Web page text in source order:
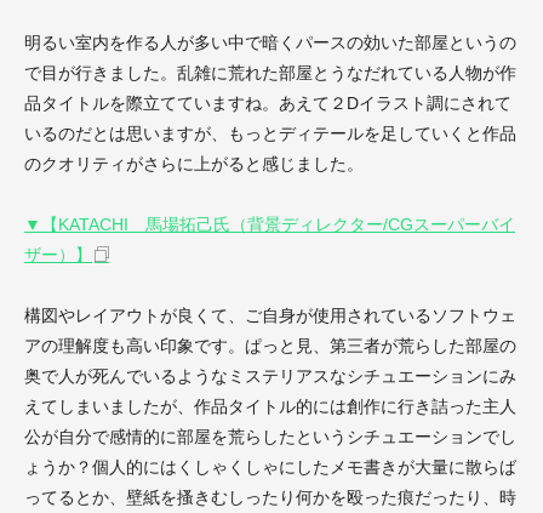
明るい室内を作る人が多い中で暗くパースの効いた部屋というの
で目が行きました。乱雑に荒れた部屋とうなだれている人物が作
品タイトルを際立てていますね。あえて２Dイラスト調にされて
いるのだとは思いますが、もっとディテールを足していくと作品
のクオリティがさらに上がると感じました。
▼【KATACHI 馬場拓己氏（背景ディレクター/CGスーパーバイ
ザー）】
構図やレイアウトが良くて、ご自身が使用されているソフトウェ
アの理解度も高い印象です。ぱっと見、第三者が荒らした部屋の
奥で人が死んでいるようなミステリアスなシチュエーションにみ
えてしまいましたが、作品タイトル的には創作に行き詰った主人
公が自分で感情的に部屋を荒らしたというシチュエーションでし
ょうか？個人的にはくしゃくしゃにしたメモ書きが大量に散らば
ってるとか、壁紙を搔きむしったり何かを殴った痕だったり、時